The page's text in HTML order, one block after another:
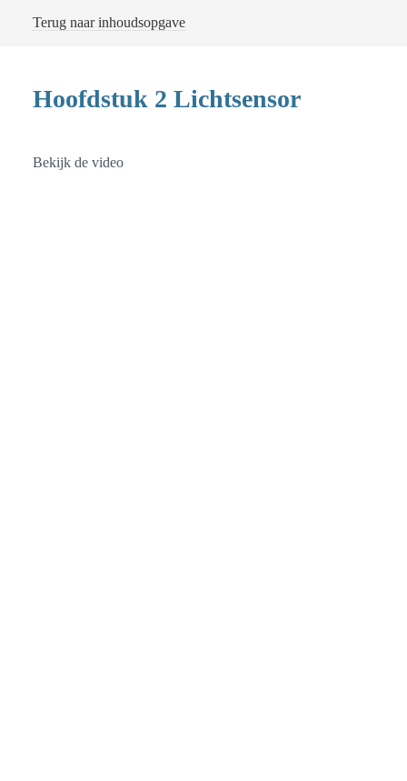
Terug naar inhoudsopgave
Hoofdstuk 2 Lichtsensor
Bekijk de video